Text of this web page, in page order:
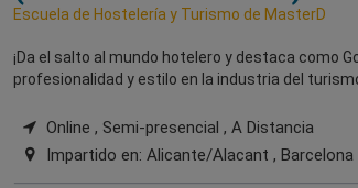
Escuela de Hostelería y Turismo de MasterD
¡Da el salto al mundo hotelero y destaca como
profesionalidad y estilo en la industria del
Online , Semi-presencial , A Distancia
Impartido en: Alicante/Alacant , Barcelona